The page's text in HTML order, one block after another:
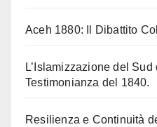
Aceh 1880: Il Dibattito
L’Islamizzazione del
Testimonianza del 1840.
Resilienza e Continuità